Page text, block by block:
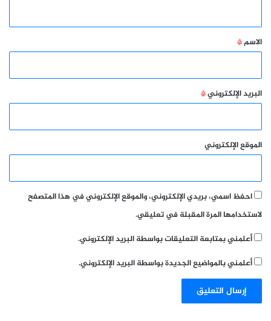
*
الاسم*
البريد الإلكتروني*
الموقع الإلكتروني
احفظ اسمي، بريدي الإلكتروني، والموقع الإلكتروني في هذا المتصفح
لاستخدامها المرة المقبلة في تعليقي.
أعلمني بمتابعة التعليقات بواسطة البريد الإلكتروني.
أعلمني بالمواضيع الجديدة بواسطة البريد الإلكتروني.